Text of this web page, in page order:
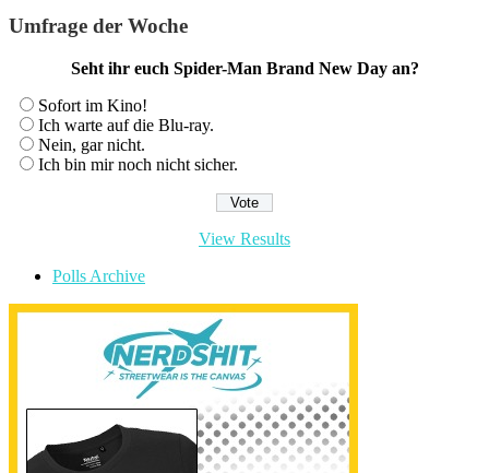
Umfrage der Woche
Seht ihr euch Spider-Man Brand New Day an?
Sofort im Kino!
Ich warte auf die Blu-ray.
Nein, gar nicht.
Ich bin mir noch nicht sicher.
View Results
Polls Archive